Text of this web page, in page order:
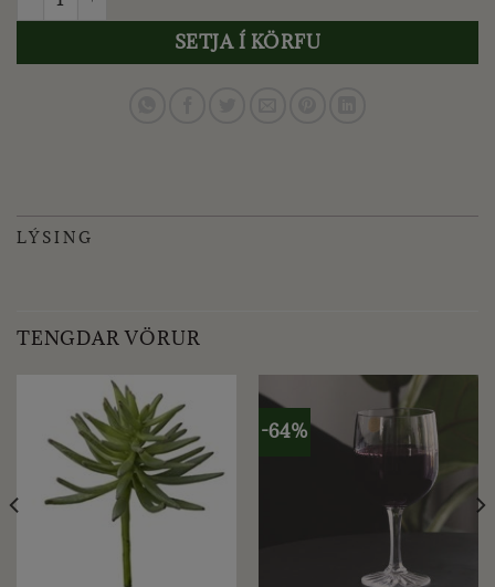
SETJA Í KÖRFU
LÝSING
TENGDAR VÖRUR
-64%